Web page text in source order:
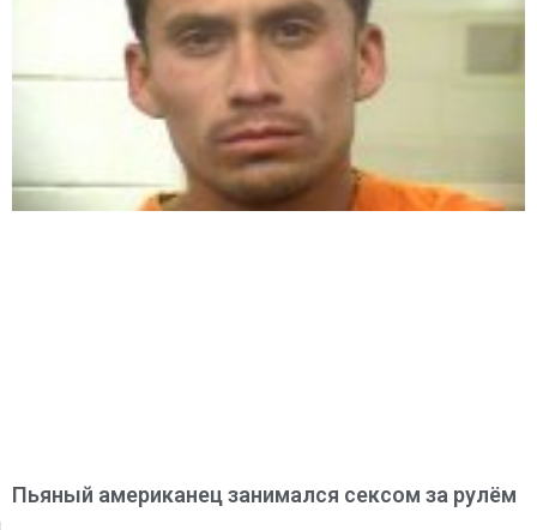
Пьяный американец занимался сексом за рулём